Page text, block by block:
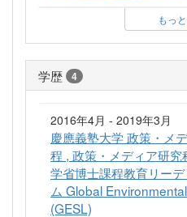
もっ
学歴 4
2016年4月 - 2019年3月
慶應義塾大学 政策・メ
程 , 政策・メディア研
学省博士課程教育リー
ム Global
(GESL)